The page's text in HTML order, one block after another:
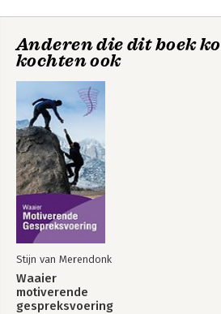
Anderen die dit boek
kochten ook
Stijn van Merendonk
Waaier
motiverende
gespreksvoering